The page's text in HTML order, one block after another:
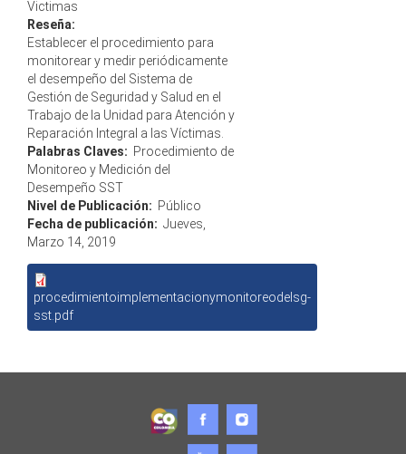
Victimas
Reseña:
Establecer el procedimiento para
monitorear y medir periódicamente
el desempeño del Sistema de
Gestión de Seguridad y Salud en el
Trabajo de la Unidad para Atención y
Reparación Integral a las Víctimas.
Palabras Claves: Procedimiento de
Monitoreo y Medición del
Desempeño SST
Nivel de Publicación: Público
Fecha de publicación: Jueves,
Marzo 14, 2019
procedimientoimplementacionymonitoreodelsg-
sst.pdf